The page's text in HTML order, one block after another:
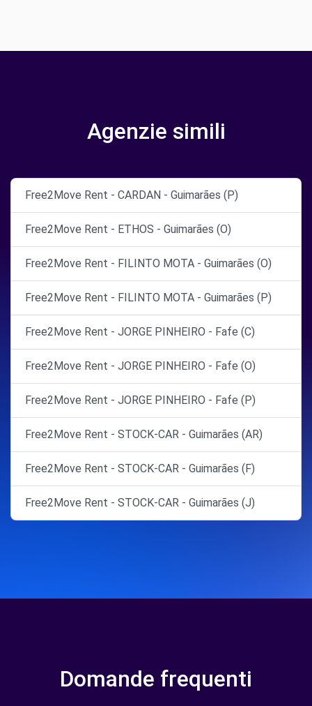
Agenzie simili
Free2Move Rent - CARDAN - Guimarães (P)
Free2Move Rent - ETHOS - Guimarães (O)
Free2Move Rent - FILINTO MOTA - Guimarães (O)
Free2Move Rent - FILINTO MOTA - Guimarães (P)
Free2Move Rent - JORGE PINHEIRO - Fafe (C)
Free2Move Rent - JORGE PINHEIRO - Fafe (O)
Free2Move Rent - JORGE PINHEIRO - Fafe (P)
Free2Move Rent - STOCK-CAR - Guimarães (AR)
Free2Move Rent - STOCK-CAR - Guimarães (F)
Free2Move Rent - STOCK-CAR - Guimarães (J)
Domande frequenti